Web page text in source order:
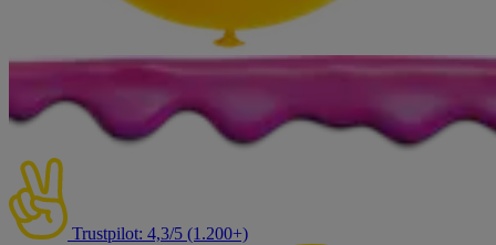
Trustpilot: 4,3/5 (1.200+)